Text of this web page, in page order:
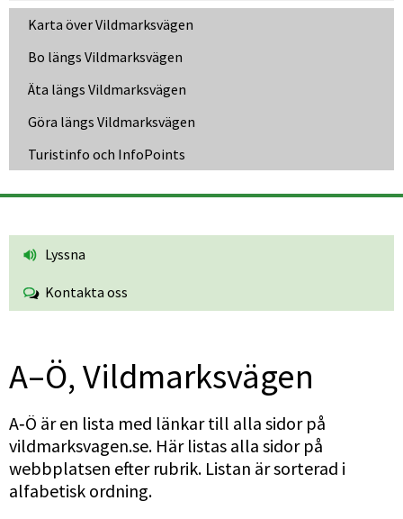
Karta över Vildmarksvägen
Bo längs Vildmarksvägen
Äta längs Vildmarksvägen
Göra längs Vildmarksvägen
Turistinfo och InfoPoints
Lyssna
Kontakta oss
A–Ö, Vildmarksvägen
A‑Ö är en lista med länkar till alla sidor på
vildmarksvagen.se. Här listas alla sidor på
webbplatsen efter rubrik. Listan är sorterad i
alfabetisk ordning.